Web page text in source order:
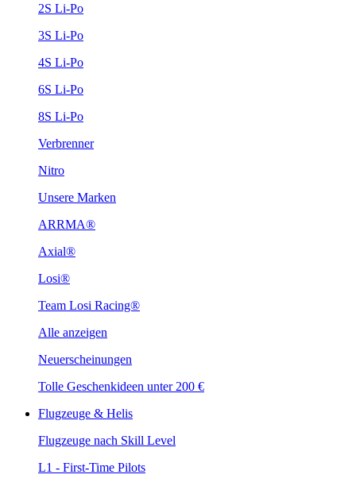
2S Li-Po
3S Li-Po
4S Li-Po
6S Li-Po
8S Li-Po
Verbrenner
Nitro
Unsere Marken
ARRMA®
Axial®
Losi®
Team Losi Racing®
Alle anzeigen
Neuerscheinungen
Tolle Geschenkideen unter 200 €
Flugzeuge & Helis
Flugzeuge nach Skill Level
L1 - First-Time Pilots